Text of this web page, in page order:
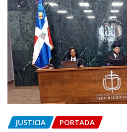
JUSTICIA PORTADA